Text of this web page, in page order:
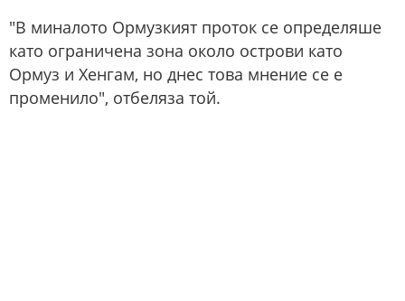
"В миналото Ормузкият проток се определяше
като ограничена зона около острови като
Ормуз и Хенгам, но днес това мнение се е
променило", отбеляза той.